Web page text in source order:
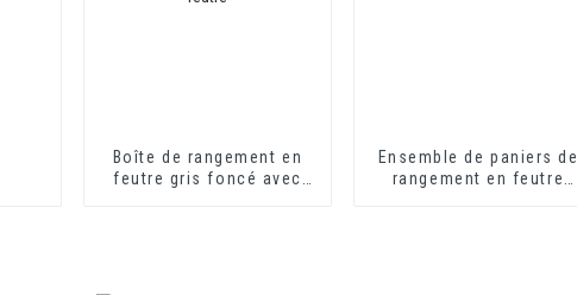
Boîte de rangement en
feutre gris foncé avec
Ensemble de paniers de
rangement en feutre